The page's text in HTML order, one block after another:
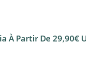
À Partir De 29,90€